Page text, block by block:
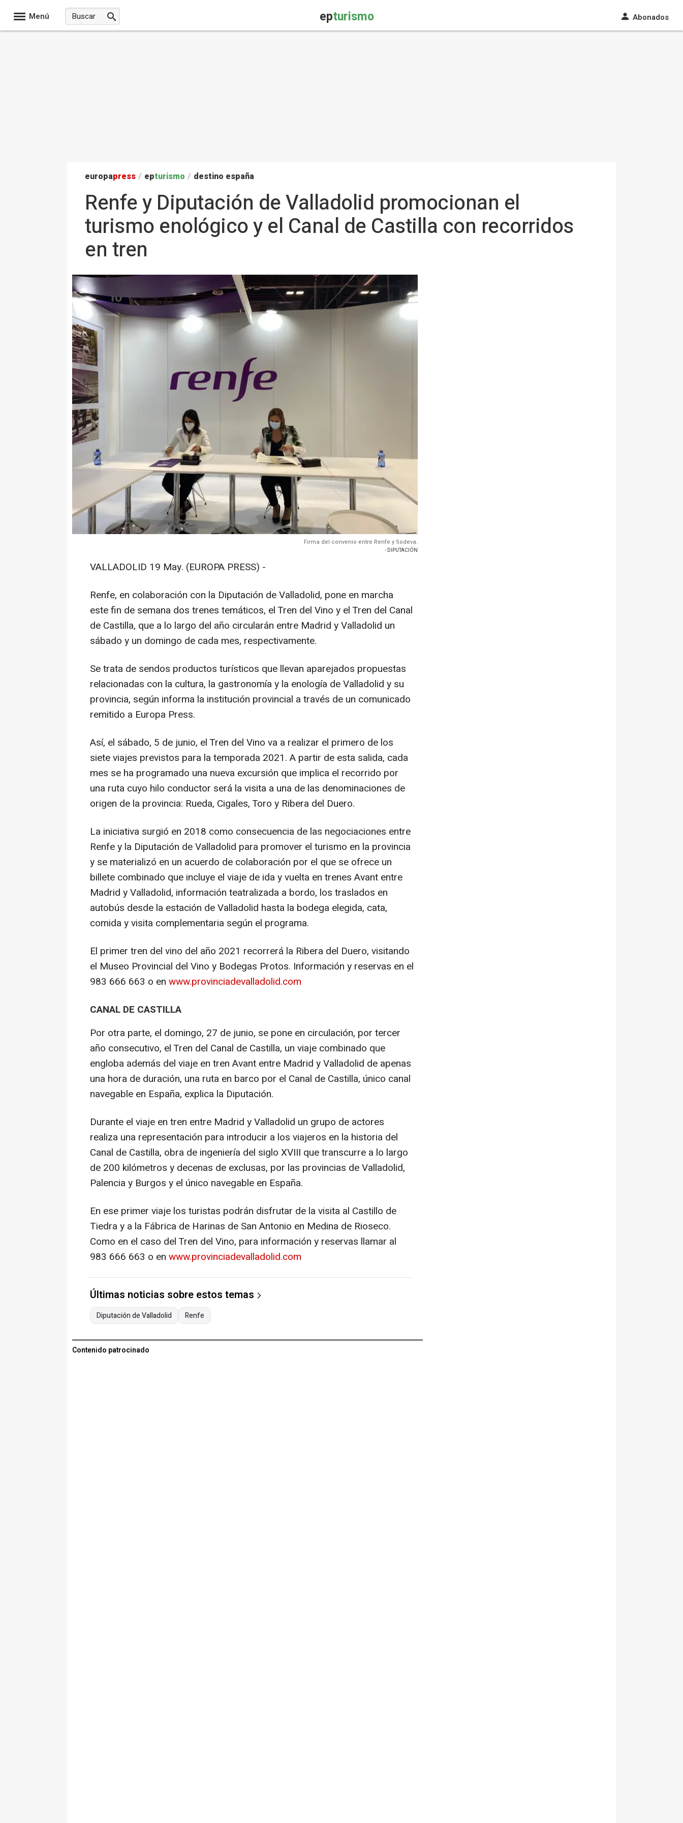
Menú epturismo Abonados
europapress / epturismo / destino españa
Renfe y Diputación de Valladolid promocionan el
turismo enológico y el Canal de Castilla con recorridos
en tren
Firma del convenio entre Renfe y Sodeva.
- DIPUTACIÓN
VALLADOLID 19 May. (EUROPA PRESS) -
Renfe, en colaboración con la Diputación de Valladolid, pone en marcha
este fin de semana dos trenes temáticos, el Tren del Vino y el Tren del Canal
de Castilla, que a lo largo del año circularán entre Madrid y Valladolid un
sábado y un domingo de cada mes, respectivamente.
Se trata de sendos productos turísticos que llevan aparejados propuestas
relacionadas con la cultura, la gastronomía y la enología de Valladolid y su
provincia, según informa la institución provincial a través de un comunicado
remitido a Europa Press.
Así, el sábado, 5 de junio, el Tren del Vino va a realizar el primero de los
siete viajes previstos para la temporada 2021. A partir de esta salida, cada
mes se ha programado una nueva excursión que implica el recorrido por
una ruta cuyo hilo conductor será la visita a una de las denominaciones de
origen de la provincia: Rueda, Cigales, Toro y Ribera del Duero.
La iniciativa surgió en 2018 como consecuencia de las negociaciones entre
Renfe y la Diputación de Valladolid para promover el turismo en la provincia
y se materializó en un acuerdo de colaboración por el que se ofrece un
billete combinado que incluye el viaje de ida y vuelta en trenes Avant entre
Madrid y Valladolid, información teatralizada a bordo, los traslados en
autobús desde la estación de Valladolid hasta la bodega elegida, cata,
comida y visita complementaria según el programa.
El primer tren del vino del año 2021 recorrerá la Ribera del Duero, visitando
el Museo Provincial del Vino y Bodegas Protos. Información y reservas en el
983 666 663 o en www.provinciadevalladolid.com
CANAL DE CASTILLA
Por otra parte, el domingo, 27 de junio, se pone en circulación, por tercer
año consecutivo, el Tren del Canal de Castilla, un viaje combinado que
engloba además del viaje en tren Avant entre Madrid y Valladolid de apenas
una hora de duración, una ruta en barco por el Canal de Castilla, único canal
navegable en España, explica la Diputación.
Durante el viaje en tren entre Madrid y Valladolid un grupo de actores
realiza una representación para introducir a los viajeros en la historia del
Canal de Castilla, obra de ingeniería del siglo XVIII que transcurre a lo largo
de 200 kilómetros y decenas de exclusas, por las provincias de Valladolid,
Palencia y Burgos y el único navegable en España.
En ese primer viaje los turistas podrán disfrutar de la visita al Castillo de
Tiedra y a la Fábrica de Harinas de San Antonio en Medina de Rioseco.
Como en el caso del Tren del Vino, para información y reservas llamar al
983 666 663 o en www.provinciadevalladolid.com
Últimas noticias sobre estos temas
Diputación de Valladolid Renfe
Contenido patrocinado